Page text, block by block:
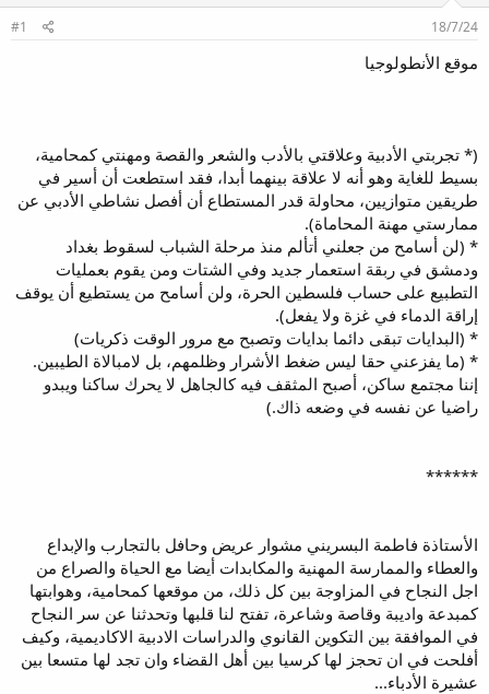
م
و
ض
و
18/7/24
#1
موقع الأنطولوجيا
(* تجربتي الأدبية وعلاقتي بالأدب والشعر والقصة ومهنتي كمحامية،
بسيط للغاية وهو أنه لا علاقة بينهما أبدا، فقد استطعت أن أسير في
طريقين متوازيين، محاولة قدر المستطاع أن أفصل نشاطي الأدبي عن
ممارستي مهنة المحاماة).
* (لن أسامح من جعلني أتألم منذ مرحلة الشباب لسقوط بغداد
ودمشق في ربقة استعمار جديد وفي الشتات ومن يقوم بعمليات
التطبيع على حساب فلسطين الحرة، ولن أسامح من يستطيع أن يوقف
إراقة الدماء في غزة ولا يفعل).
* (البدايات تبقى دائما بدايات وتصبح مع مرور الوقت ذكريات)
* (ما يفزعني حقا ليس ضغط الأشرار وظلمهم، بل لامبالاة الطيبين.
إننا مجتمع ساكن، أصبح المثقف فيه كالجاهل لا يحرك ساكنا ويبدو
راضيا عن نفسه في وضعه ذاك.)
******
الأستاذة فاطمة البسريني مشوار عريض وحافل بالتجارب والإبداع
والعطاء والممارسة المهنية والمكابدات أيضا مع الحياة والصراع من
اجل النجاح في المزاوجة بين كل ذلك، من موقعها كمحامية، وهوابتها
كمبدعة واديبة وقاصة وشاعرة، تفتح لنا قلبها وتحدثنا عن سر النجاح
في الموافقة بين التكوين القانوي والدراسات الادبية الاكاديمية، وكيف
أفلحت في ان تحجز لها كرسيا بين أهل القضاء وان تجد لها متسعا بين
عشيرة الأدباء...